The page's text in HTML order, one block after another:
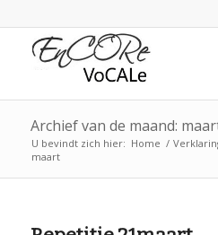
Archief van de maand:
U bevindt zich hier: Home /
maart